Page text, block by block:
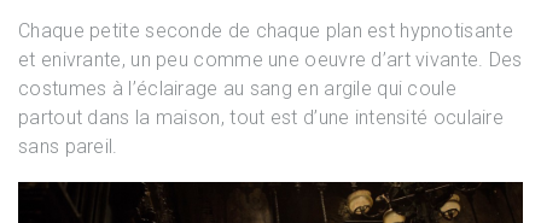
Chaque petite seconde de chaque plan est hypnotisante
et enivrante, un peu comme une oeuvre d’art vivante. Des
costumes à l’éclairage au sang en argile qui coule
partout dans la maison, tout est d’une intensité oculaire
sans pareil.